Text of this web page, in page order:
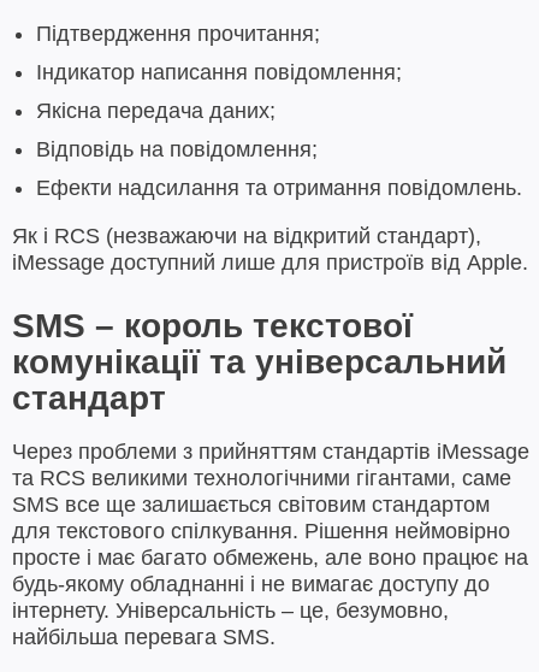
Підтвердження прочитання;
Індикатор написання повідомлення;
Якісна передача даних;
Відповідь на повідомлення;
Ефекти надсилання та отримання повідомлень.
Як і RCS (незважаючи на відкритий стандарт),
iMessage доступний лише для пристроїв від Apple.
SMS – король текстової
комунікації та універсальний
стандарт
Через проблеми з прийняттям стандартів iMessage
та RCS великими технологічними гігантами, саме
SMS все ще залишається світовим стандартом
для текстового спілкування. Рішення неймовірно
просте і має багато обмежень, але воно працює на
будь-якому обладнанні і не вимагає доступу до
інтернету. Універсальність – це, безумовно,
найбільша перевага SMS.